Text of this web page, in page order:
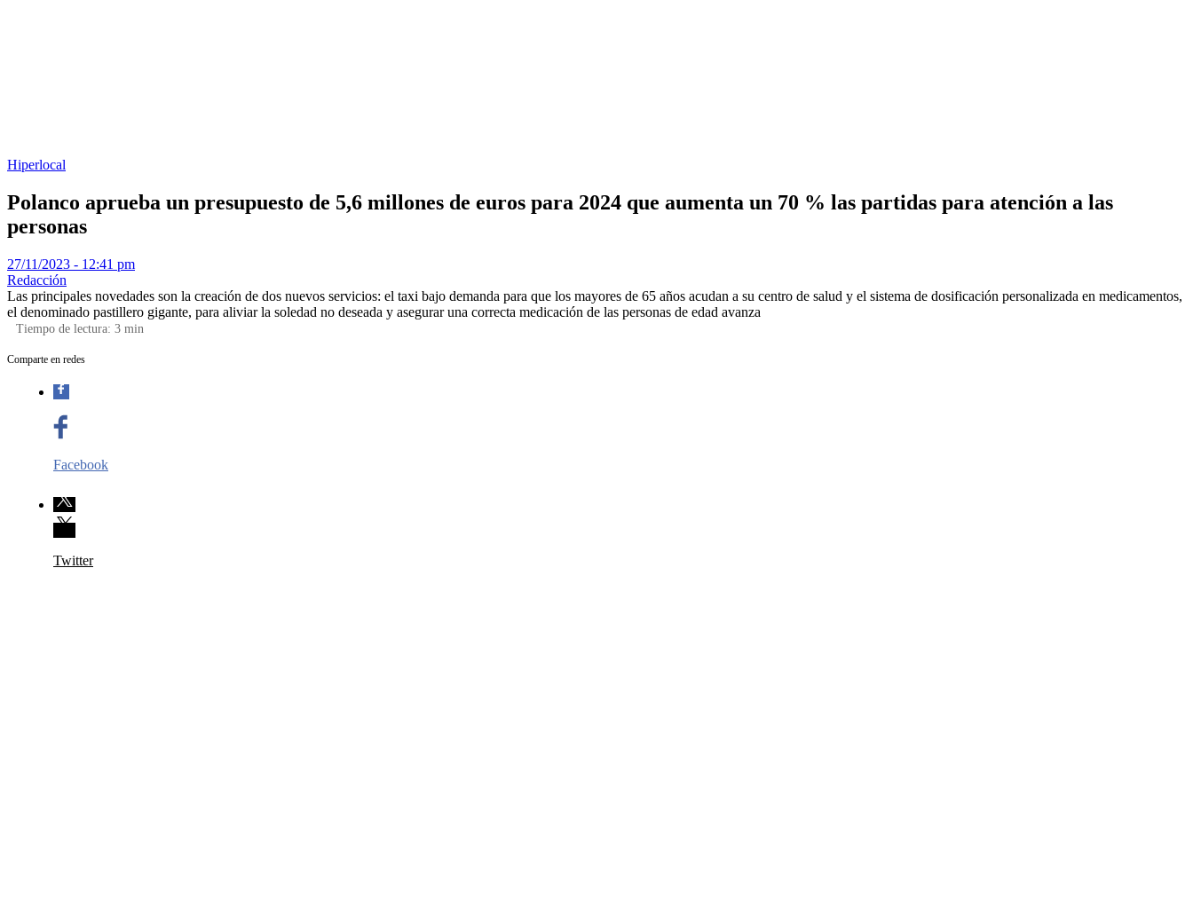
Hiperlocal
Polanco aprueba un presupuesto de 5,6 millones de euros para 2024 que aumenta un 70 % las partidas para atención a las
personas
27/11/2023 - 12:41 pm
Redacción
Las principales novedades son la creación de dos nuevos servicios: el taxi bajo demanda para que los mayores de 65 años acudan a su centro de salud y el sistema de dosificación personalizada en medicamentos,
el denominado pastillero gigante, para aliviar la soledad no deseada y asegurar una correcta medicación de las personas de edad avanza
Tiempo de lectura: 3 min
Comparte en redes
Facebook
Twitter